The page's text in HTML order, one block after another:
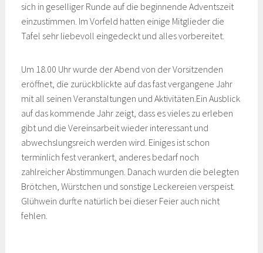
sich in geselliger Runde auf die beginnende Adventszeit
einzustimmen. Im Vorfeld hatten einige Mitglieder die
Tafel sehr liebevoll eingedeckt und alles vorbereitet.
Um 18.00 Uhr wurde der Abend von der Vorsitzenden
eröffnet, die zurückblickte auf das fast vergangene Jahr
mit all seinen Veranstaltungen und Aktivitäten.Ein Ausblick
auf das kommende Jahr zeigt, dass es vieles zu erleben
gibt und die Vereinsarbeit wieder interessant und
abwechslungsreich werden wird. Einiges ist schon
terminlich fest verankert, anderes bedarf noch
zahlreicher Abstimmungen. Danach wurden die belegten
Brötchen, Würstchen und sonstige Leckereien verspeist.
Glühwein durfte natürlich bei dieser Feier auch nicht
fehlen.